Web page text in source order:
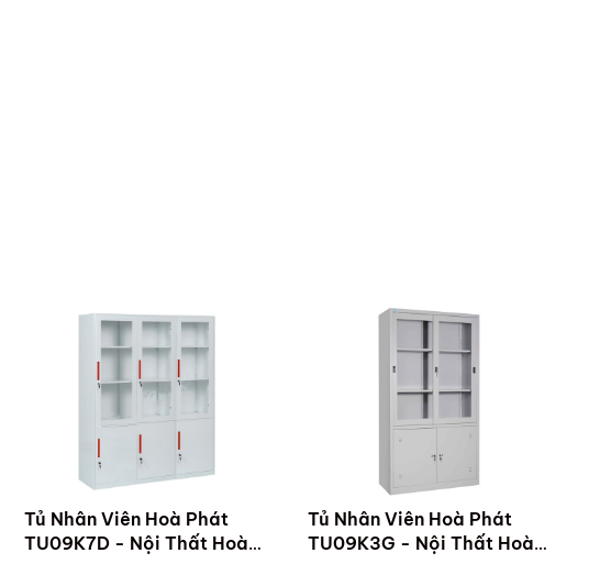
Tủ Nhân Viên Hoà Phát
TU09K7D - Nội Thất Hoà
Tủ Nhân Viên Hoà Phát
TU09K3G - Nội Thất Hoà